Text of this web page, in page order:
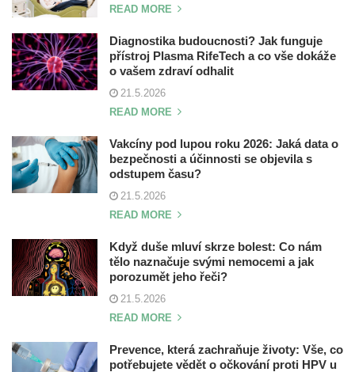
READ MORE
Diagnostika budoucnosti? Jak funguje
přístroj Plasma RifeTech a co vše dokáže
o vašem zdraví odhalit
21.5.2026
READ MORE
Vakcíny pod lupou roku 2026: Jaká data o
bezpečnosti a účinnosti se objevila s
odstupem času?
21.5.2026
READ MORE
Když duše mluví skrze bolest: Co nám
tělo naznačuje svými nemocemi a jak
porozumět jeho řeči?
21.5.2026
READ MORE
Prevence, která zachraňuje životy: Vše, co
potřebujete vědět o očkování proti HPV u